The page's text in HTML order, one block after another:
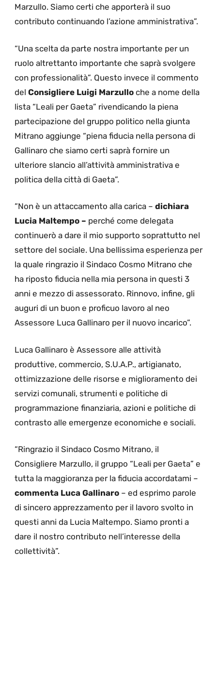
Marzullo. Siamo certi che apporterà il suo
contributo continuando l’azione amministrativa”.
“Una scelta da parte nostra importante per un
ruolo altrettanto importante che saprà svolgere
con professionalità”. Questo invece il commento
del Consigliere Luigi Marzullo che a nome della
lista “Leali per Gaeta” rivendicando la piena
partecipazione del gruppo politico nella giunta
Mitrano aggiunge “piena fiducia nella persona di
Gallinaro che siamo certi saprà fornire un
ulteriore slancio all’attività amministrativa e
politica della città di Gaeta”.
“Non è un attaccamento alla carica – dichiara
Lucia Maltempo – perché come delegata
continuerò a dare il mio supporto soprattutto nel
settore del sociale. Una bellissima esperienza per
la quale ringrazio il Sindaco Cosmo Mitrano che
ha riposto fiducia nella mia persona in questi 3
anni e mezzo di assessorato. Rinnovo, infine, gli
auguri di un buon e proficuo lavoro al neo
Assessore Luca Gallinaro per il nuovo incarico”.
Luca Gallinaro è Assessore alle attività
produttive, commercio, S.U.A.P., artigianato,
ottimizzazione delle risorse e miglioramento dei
servizi comunali, strumenti e politiche di
programmazione finanziaria, azioni e politiche di
contrasto alle emergenze economiche e sociali.
“Ringrazio il Sindaco Cosmo Mitrano, il
Consigliere Marzullo, il gruppo “Leali per Gaeta” e
tutta la maggioranza per la fiducia accordatami –
commenta Luca Gallinaro – ed esprimo parole
di sincero apprezzamento per il lavoro svolto in
questi anni da Lucia Maltempo. Siamo pronti a
dare il nostro contributo nell’interesse della
collettività”.